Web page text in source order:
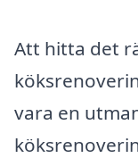
Att hitta det
vara en